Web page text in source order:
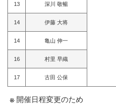
13 深川 敬暢
14 伊藤 大将
14 亀山 伸一
16 村里 早織
17 古田 公保
開催日程変更のため